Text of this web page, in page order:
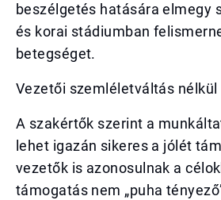
beszélgetés hatására elmegy
és korai stádiumban
betegséget.
Vezetői szemléletváltás
A szakértők szerint a
lehet igazán sikeres a jólét
vezetők is azonosulnak a
támogatás nem „puha